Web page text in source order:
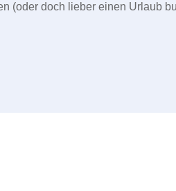
(oder doch lieber einen Urlaub